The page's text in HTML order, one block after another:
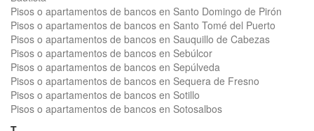
Pisos o apartamentos de bancos en Santo Domingo de Pirón
Pisos o apartamentos de bancos en Santo Tomé del Puerto
Pisos o apartamentos de bancos en Sauquillo de Cabezas
Pisos o apartamentos de bancos en Sebúlcor
Pisos o apartamentos de bancos en Sepúlveda
Pisos o apartamentos de bancos en Sequera de Fresno
Pisos o apartamentos de bancos en Sotillo
Pisos o apartamentos de bancos en Sotosalbos